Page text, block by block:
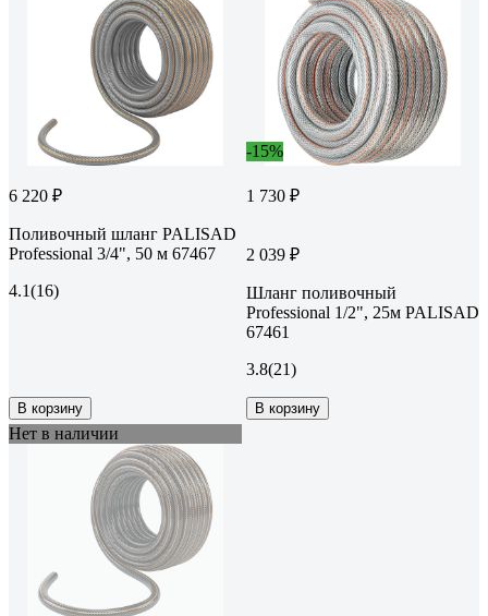
6 220 ₽
Поливочный шланг PALISAD
Professional 3/4", 50 м 67467
4.1(16)
В корзину
-15%
1 730 ₽
2 039 ₽
Шланг поливочный
Professional 1/2", 25м PALISAD
67461
3.8(21)
В корзину
Нет в наличии